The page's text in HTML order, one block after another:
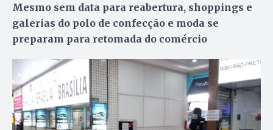
Mesmo sem data para reabertura, shoppings e
galerias do polo de confecção e moda se
preparam para retomada do comércio